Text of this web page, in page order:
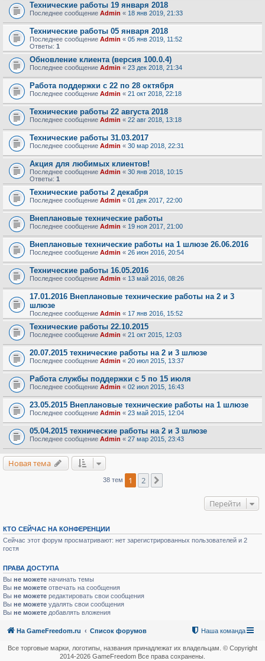
Технические работы 19 января 2018
Последнее сообщение Admin « 18 янв 2019, 21:33
Технические работы 05 января 2018
Последнее сообщение Admin « 05 янв 2019, 11:52
Ответы: 1
Обновление клиента (версия 100.0.4)
Последнее сообщение Admin « 23 дек 2018, 21:34
Работа поддержки с 22 по 28 октября
Последнее сообщение Admin « 21 окт 2018, 22:18
Технические работы 22 августа 2018
Последнее сообщение Admin « 22 авг 2018, 13:18
Технические работы 31.03.2017
Последнее сообщение Admin « 30 мар 2018, 22:31
Акция для любимых клиентов!
Последнее сообщение Admin « 30 янв 2018, 10:15
Ответы: 1
Технические работы 2 декабря
Последнее сообщение Admin « 01 дек 2017, 22:00
Внеплановые технические работы
Последнее сообщение Admin « 19 ноя 2017, 21:00
Внеплановые технические работы на 1 шлюзе 26.06.2016
Последнее сообщение Admin « 26 июн 2016, 20:54
Технические работы 16.05.2016
Последнее сообщение Admin « 13 май 2016, 08:26
17.01.2016 Внеплановые технические работы на 2 и 3
шлюзе
Последнее сообщение Admin « 17 янв 2016, 15:52
Технические работы 22.10.2015
Последнее сообщение Admin « 21 окт 2015, 12:03
20.07.2015 технические работы на 2 и 3 шлюзе
Последнее сообщение Admin « 20 июл 2015, 13:37
Работа службы поддержки с 5 по 15 июля
Последнее сообщение Admin « 02 июл 2015, 16:43
23.05.2015 Внеплановые технические работы на 1 шлюзе
Последнее сообщение Admin « 23 май 2015, 12:04
05.04.2015 технические работы на 2 и 3 шлюзе
Последнее сообщение Admin « 27 мар 2015, 23:43
Новая тема
38 тем 1 2
Перейти
КТО СЕЙЧАС НА КОНФЕРЕНЦИИ
Сейчас этот форум просматривают: нет зарегистрированных пользователей и 2
гостя
ПРАВА ДОСТУПА
Вы не можете начинать темы
Вы не можете отвечать на сообщения
Вы не можете редактировать свои сообщения
Вы не можете удалять свои сообщения
Вы не можете добавлять вложения
На GameFreedom.ru Список форумов Наша команда
Все торговые марки, логотипы, названия принадлежат их владельцам. © Copyright
2014-2026 GameFreedom Все права сохранены.